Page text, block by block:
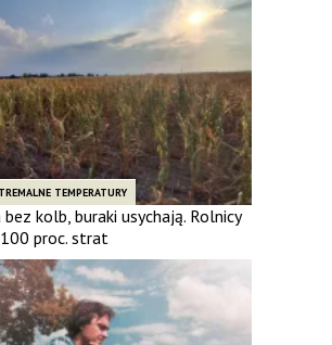
TEMPERATURY
bez kolb, buraki usychają. Rolnicy
proc. strat